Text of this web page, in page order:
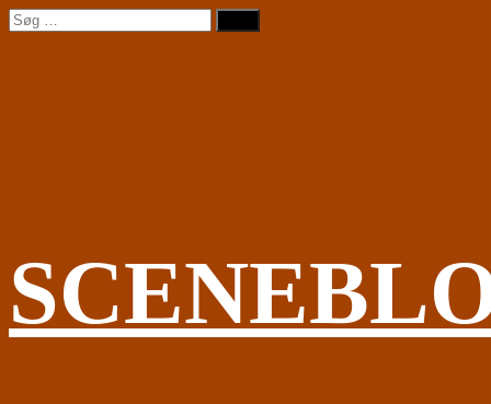
Videre
til
Søg
efter: